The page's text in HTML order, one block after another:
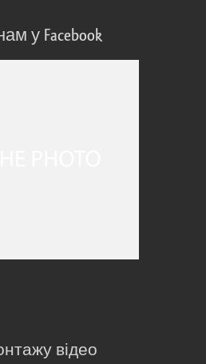
у Facebook
відео